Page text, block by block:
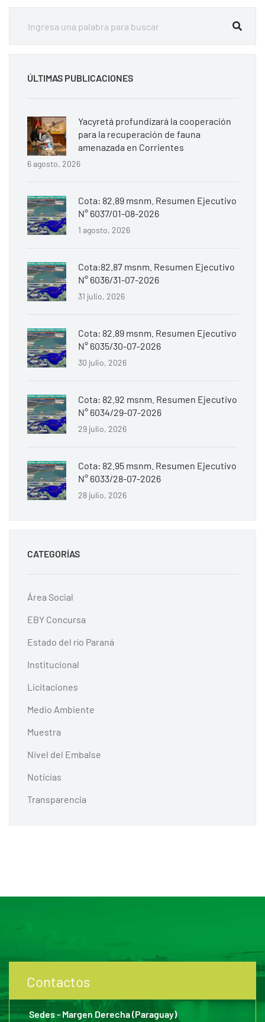
ÚLTIMAS PUBLICACIONES
Yacyretá profundizará la cooperación
para la recuperación de fauna
amenazada en Corrientes
6 agosto, 2026
Cota: 82.89 msnm. Resumen Ejecutivo
N° 6037/01-08-2026
1 agosto, 2026
Cota:82.87 msnm. Resumen Ejecutivo
N° 6036/31-07-2026
31 julio, 2026
Cota: 82.89 msnm. Resumen Ejecutivo
N° 6035/30-07-2026
30 julio, 2026
Cota: 82.92 msnm. Resumen Ejecutivo
N° 6034/29-07-2026
29 julio, 2026
Cota: 82.95 msnm. Resumen Ejecutivo
N° 6033/28-07-2026
28 julio, 2026
CATEGORÍAS
Área Social
EBY Concursa
Estado del río Paraná
Institucional
Licitaciones
Medio Ambiente
Muestra
Nivel del Embalse
Noticias
Transparencia
Contactos
Sedes - Margen Derecha (Paraguay)